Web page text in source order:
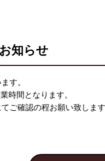
知らせ
す。
時間となります。
ご確認の程お願い致します